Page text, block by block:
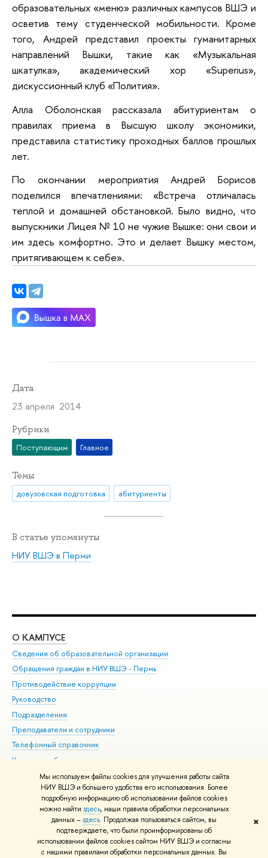
Мы используем файлы cookies для улучшения работы сайта
НИУ ВШЭ и большего удобства его использования. Более
подробную информацию об использовании файлов cookies
можно найти здесь, наши правила обработки персональных
данных –здесь. Продолжая пользоваться сайтом, вы
подтверждаете, что были проинформированы об
использовании файлов cookies сайтом НИУ ВШЭ и согласны
с нашими правилами обработки персональных данных. Вы
✖
образовательных «меню» различных кампусов ВШЭ и
осветив тему студенческой мобильности. Кроме
того, Андрей представил проекты гуманитарных
направлений Вышки, такие как «Музыкальная
шкатулка», академический хор «Superius»,
дискуссионный клуб «Полития».
Алла Оболонская рассказала абитуриентам о
правилах приема в Высшую школу экономики,
представила статистику проходных баллов прошлых
лет.
По окончании мероприятия Андрей Борисов
поделился впечатлениями: «Встреча отличалась
теплой и домашней обстановкой. Было видно, что
выпускники Лицея № 10 не чужие Вышке: они свои и
им здесь комфортно. Это и делает Вышку местом,
притягивающем к себе».
Дата
23 апреля 2014
Рубрики
Поступающим Главное
Темы
довузовская подготовка абитуриенты
В статье упомянуты
НИУ ВШЭ в Перми
О КАМПУСЕ
Сведения об образовательной организации
Обращения граждан в НИУ ВШЭ - Пермь
Противодействие коррупции
Руководство
Подразделения
Преподаватели и сотрудники
Телефонный справочник
Корпуса и общежития
ВШЭ для студентов с ограниченными возможностями
здоровья и инвалидностью
Единая платежная страница
© НИУ ВШЭ 1993–2026 Условия использования материалов Адреса
и контакты Карта сайта